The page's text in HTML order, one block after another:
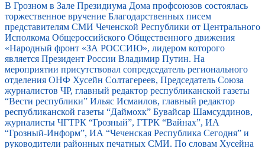
В Грозном в Зале Президиума Дома профсоюзов состоялась
торжественное вручение Благодарственных писем
представителям СМИ Чеченской Республики от Центрального
Исполкома Общероссийского Общественного движения
«Народный фронт «ЗА РОССИЮ», лидером которого
является Президент России Владимир Путин. На
мероприятии присутствовал сопредседатель регионального
отделения ОНФ Хусейн Солтагереев, Председатель Союза
журналистов ЧР, главный редактор республиканской газеты
“Вести республики” Ильяс Исмаилов, главный редактор
республиканской газеты “Даймохк” Бувайсар Шамсуддинов,
журналисты ЧГТРК “Грозный”, ГТРК “Вайнах”, ИА
“Грозный-Информ”, ИА “Чеченская Республика Сегодня” и
руководители районных печатных СМИ. По словам Хусейна